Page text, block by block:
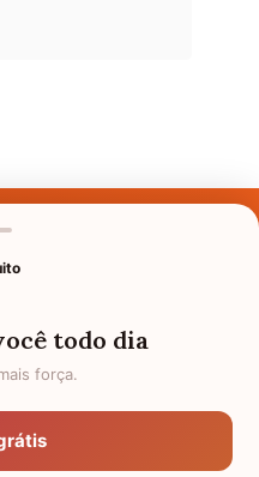
Mundo
todo dia
força.